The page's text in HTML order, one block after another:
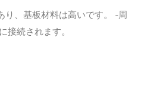
、基板材料は高いです。 -周
続されます。